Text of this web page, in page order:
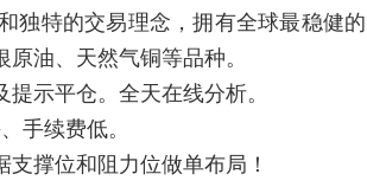
的交易理念，拥有全球最稳健的
油、天然气铜等品种。
平仓。全天在线分析。
续费低。
位和阻力位做单布局！